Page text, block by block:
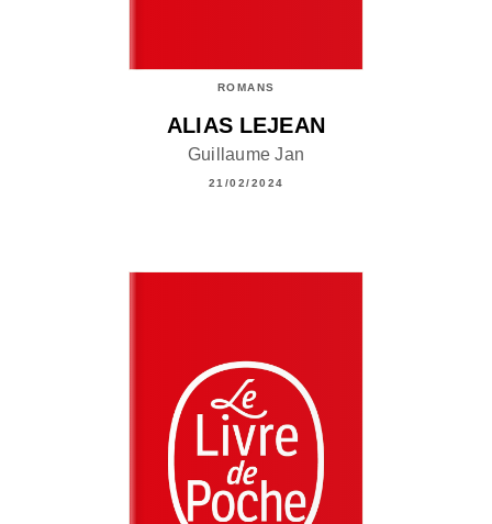
ROMANS
ALIAS LEJEAN
Guillaume Jan
21/02/2024